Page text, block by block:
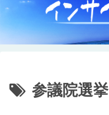
参議院選挙